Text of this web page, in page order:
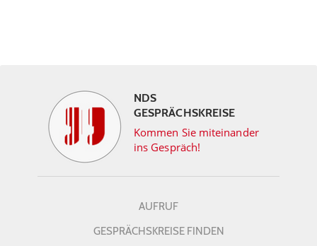
NDS
GESPRÄCHSKREISE
Kommen Sie miteinander
ins Gespräch!
AUFRUF
GESPRÄCHSKREISE FINDEN